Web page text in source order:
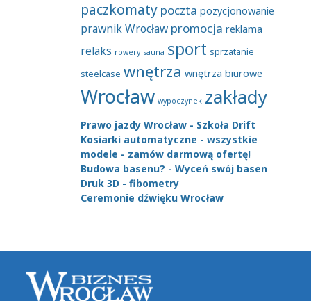
paczkomaty poczta pozycjonowanie
prawnik Wrocław promocja reklama
relaks rowery sauna sport sprzatanie
steelcase wnętrza wnętrza biurowe
Wrocław wypoczynek zakłady
Prawo jazdy Wrocław - Szkoła Drift
Kosiarki automatyczne - wszystkie
modele - zamów darmową ofertę!
Budowa basenu? - Wyceń swój basen
Druk 3D - fibometry
Ceremonie dźwięku Wrocław